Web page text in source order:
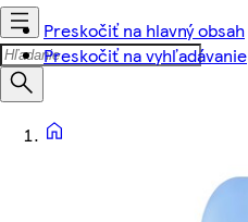
Preskočiť na hlavný obsah
Preskočiť na vyhľadávanie